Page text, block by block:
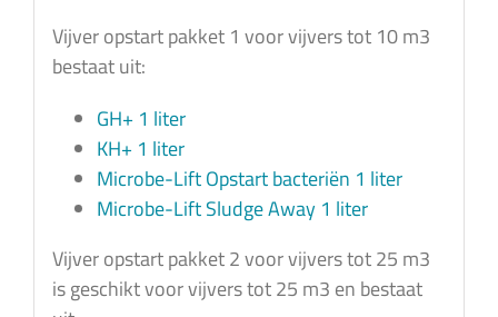
Vijver opstart pakket 1 voor vijvers tot 10 m3
bestaat uit:
GH+ 1 liter
KH+ 1 liter
Microbe-Lift Opstart bacteriën 1 liter
Microbe-Lift Sludge Away 1 liter
Vijver opstart pakket 2 voor vijvers tot 25 m3
is geschikt voor vijvers tot 25 m3 en bestaat